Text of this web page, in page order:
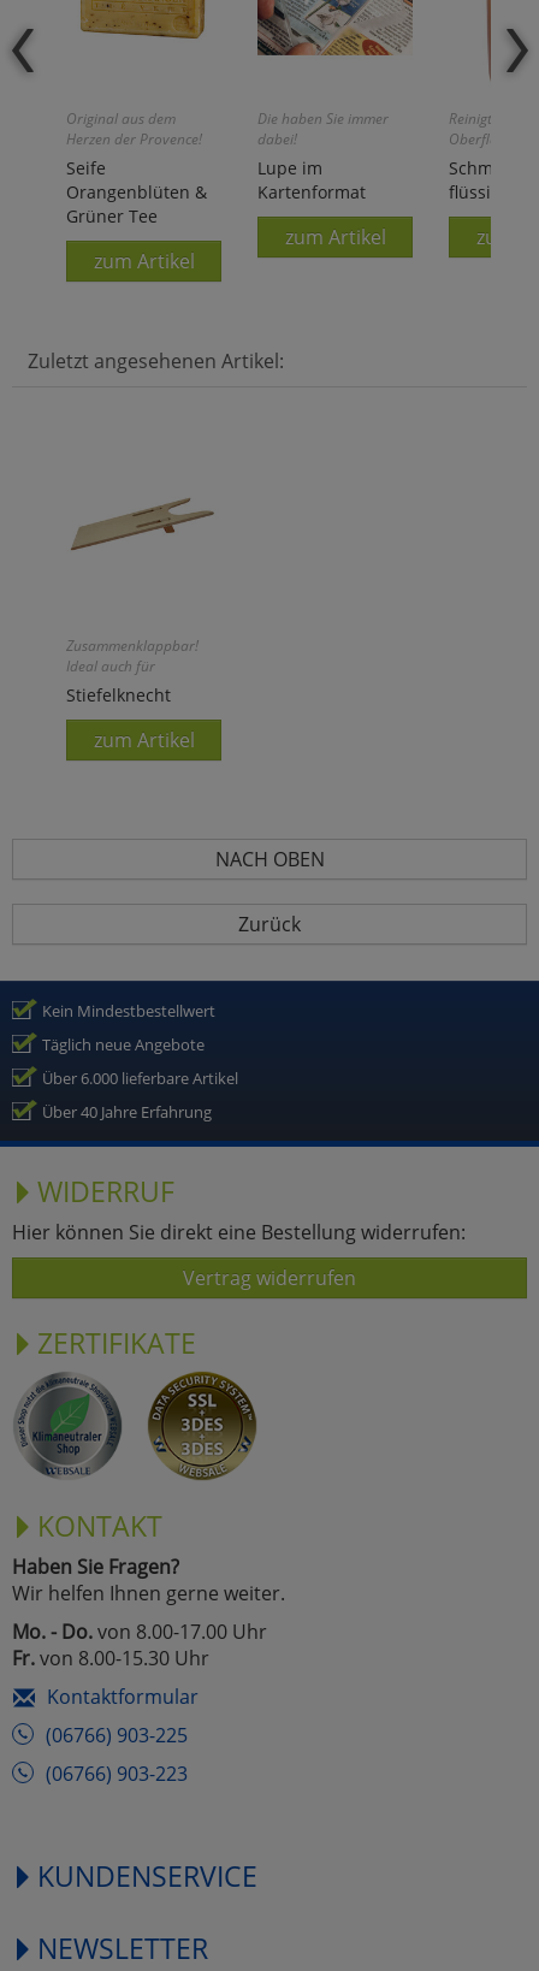
Original aus dem
Herzen der Provence!
Seife
Orangenblüten &
Grüner Tee
zum Artikel
Die haben Sie immer
dabei!
Lupe im
Kartenformat
zum Artikel
Reinigt und
Oberflächen!
flüssig
zum
Zuletzt angesehenen Artikel:
Zusammenklappbar!
Ideal auch für
unterwegs!
Stiefelknecht
zum Artikel
NACH OBEN
Zurück
Kein Mindestbestellwert
Täglich neue Angebote
Über 6.000 lieferbare Artikel
Über 40 Jahre Erfahrung
WIDERRUF
Hier können Sie direkt eine Bestellung widerrufen:
Vertrag widerrufen
ZERTIFIKATE
KONTAKT
Haben Sie Fragen?
Wir helfen Ihnen gerne weiter.
Mo. - Do.von 8.00-17.00 Uhr
Fr.von 8.00-15.30 Uhr
Kontaktformular
(06766) 903-225
(06766) 903-223
KUNDENSERVICE
NEWSLETTER